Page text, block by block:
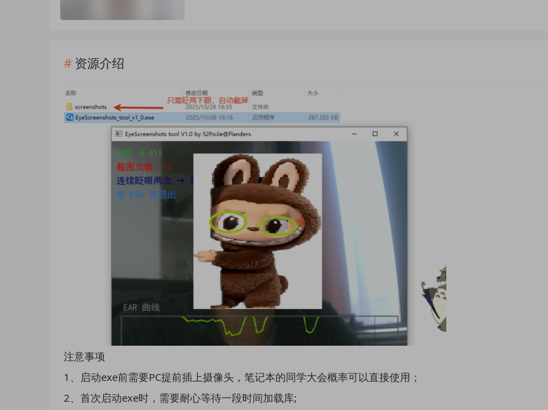
资源介绍
注意事项
1、启动exe前需要PC提前插上摄像头，笔记本的同学大会概率可以直接使用；
2、首次启动exe时，需要耐心等待一段时间加载库;